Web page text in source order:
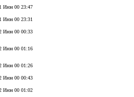
Июн 00 23:47
Июн 00 23:31
Июн 00 00:33
Июн 00 01:16
Июн 00 01:26
Июн 00 00:43
Июн 00 01:02